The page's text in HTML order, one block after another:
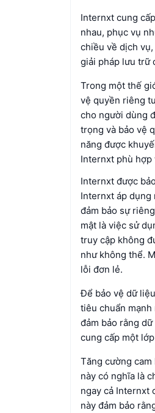
Internxt cung
nhau, phục vụ
chiều về dịch
giải pháp lưu trữ
Trong một thế
vệ quyền riêng
cho người dùng
trọng và bảo vệ
năng được
Internxt phù hợp
Internxt được
Internxt áp dụng
đảm bảo sự
mật là việc sử
truy cập không
như không thể.
lỗi đơn lẻ.
Để bảo vệ dữ
tiêu chuẩn mạnh
đảm bảo rằng
cung cấp một
Tăng cường
này có nghĩa là
ngay cả Internxt
này đảm bảo